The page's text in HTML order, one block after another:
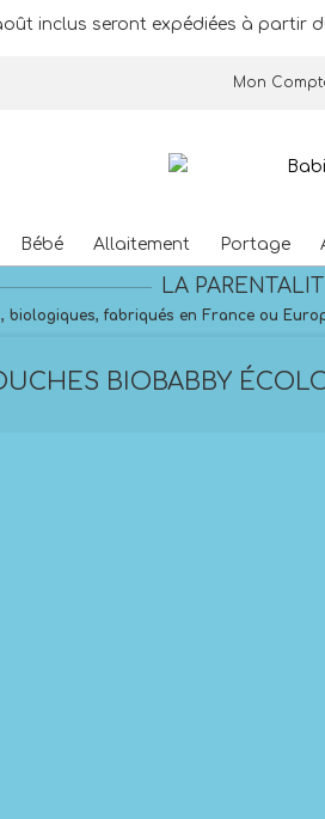
inclus seront expédiées à partir
Mon
Bébé Allaitement Portage
LA
biologiques, fabriqués en France ou
BIOBABBY